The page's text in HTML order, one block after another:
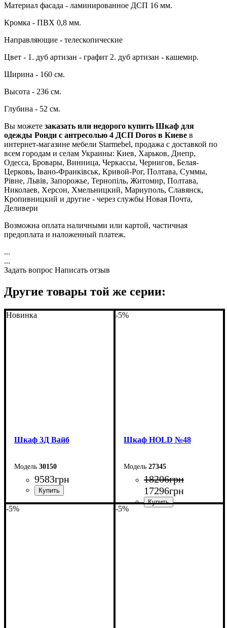
Материал фасада - ламинированное ДСП 16 мм.
Кромка - ПВХ 0,8 мм.
Направляющие - телескопические
Цвет - 1. дуб артизан - графит 2. дуб артизан - кашемир.
Ширина - 160 см.
Высота - 236 см.
Глубина - 52 см.
Вы можете заказать или недорого купить Шкаф для
одежды Ронди с антресолью 4 ДСП Doros в Киеве в
интернет-магазине мебели Starmebel, продажа с доставкой по
всем городам и селам Украины: Киев, Харьков, Днепр,
Одесса, Бровары, Винница, Черкассы, Чернигов, Белая-
Церковь, Івано-Франківськ, Кривой-Рог, Полтава, Суммы,
Рівне, Львів, Запорожье, Тернопіль, Житомир, Полтава,
Николаев, Херсон, Хмельницкий, Мариуполь, Славянск,
Кропивницкий и другие - через службы Новая Почта,
Деливери
Возможна оплата наличными или картой, частичная
предоплата и наложенный платеж.
...
...
Задать вопрос Написать отзыв
Другие товары той же серии:
Новинка
Шкаф 3Д Вайб
30150
9583грн
-5%
Шкаф НOLD №48
27345
18206грн
17296грн
-5% -5%